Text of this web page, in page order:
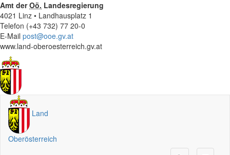
Amt derOö. Landesregierung
4021 Linz • Landhausplatz 1
Telefon (+43 732) 77 20-0
E-Mail post@ooe.gv.at
www.land-oberoesterreich.gv.at
Land
Oberösterreich